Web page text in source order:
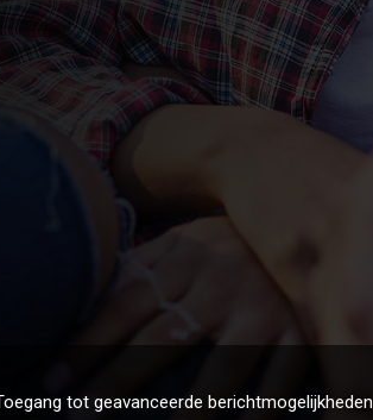
tot geavanceerde berichtmogelijkheden